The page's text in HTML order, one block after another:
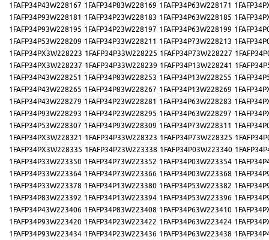
1FAFP34P43W228167 1FAFP34P83W228169 1FAFP34P63W228171
1FAFP34P93W228181 1FAFP34P23W228183 1FAFP34P63W228185
1FAFP34P93W228195 1FAFP34P23W228197 1FAFP34P63W228199
1FAFP34P53W228209 1FAFP34P33W228211 1FAFP34P73W228213
1FAFP34PX3W228223 1FAFP34P33W228225 1FAFP34P73W228227
1FAFP34PX3W228237 1FAFP34P33W228239 1FAFP34P13W228241
1FAFP34P43W228251 1FAFP34P83W228253 1FAFP34P13W228255
1FAFP34P43W228265 1FAFP34P83W228267 1FAFP34P13W228269
1FAFP34P43W228279 1FAFP34P23W228281 1FAFP34P63W228283
1FAFP34P93W228293 1FAFP34P23W228295 1FAFP34P63W228297
1FAFP34P53W228307 1FAFP34P93W228309 1FAFP34P73W228311
1FAFP34PX3W228321 1FAFP34P33W228323 1FAFP34P73W228325
1FAFP34PX3W228335 1FAFP34P23W223338 1FAFP34P03W223340
1FAFP34P33W223350 1FAFP34P73W223352 1FAFP34P03W223354
1FAFP34P33W223364 1FAFP34P73W223366 1FAFP34P03W223368
1FAFP34P33W223378 1FAFP34P13W223380 1FAFP34P53W223382
1FAFP34P83W223392 1FAFP34P13W223394 1FAFP34P53W223396
1FAFP34P43W223406 1FAFP34P83W223408 1FAFP34P63W223410
1FAFP34P93W223420 1FAFP34P23W223422 1FAFP34P63W223424
1FAFP34P93W223434 1FAFP34P23W223436 1FAFP34P63W223438